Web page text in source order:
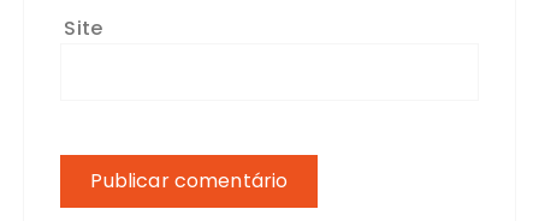
Site